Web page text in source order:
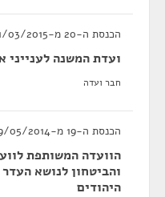
הכנסת ה-20 מ-31/03/2015 עד 30/04/2019
ועדת המשנה לענייני
חבר ועדה
הכנסת ה-19 מ-19/05/2014 עד 31/03/2015
הוועדה המשותפת
והביטחון לנושא
היהודים